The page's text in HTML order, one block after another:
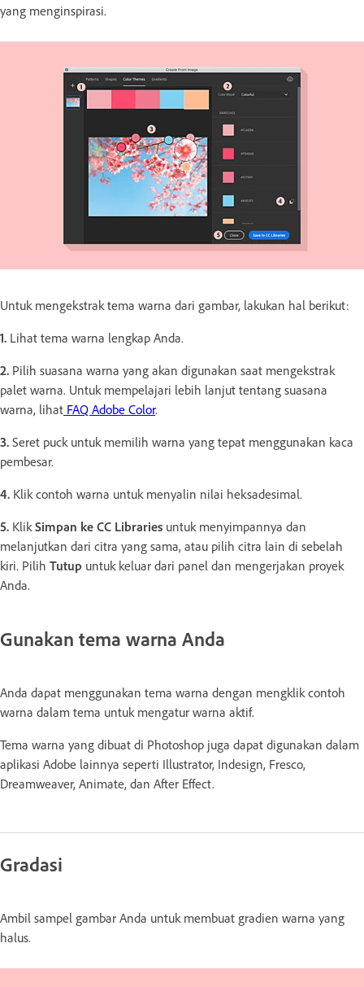
yang menginspirasi.
Untuk mengekstrak tema warna dari gambar, lakukan hal berikut:
1. Lihat tema warna lengkap Anda.
2. Pilih suasana warna yang akan digunakan saat mengekstrak
palet warna. Untuk mempelajari lebih lanjut tentang suasana
warna, lihat FAQ Adobe Color.
3. Seret puck untuk memilih warna yang tepat menggunakan kaca
pembesar.
4. Klik contoh warna untuk menyalin nilai heksadesimal.
5. Klik Simpan ke CC Libraries untuk menyimpannya dan
melanjutkan dari citra yang sama, atau pilih citra lain di sebelah
kiri. Pilih Tutup untuk keluar dari panel dan mengerjakan proyek
Anda.
Gunakan tema warna Anda
Anda dapat menggunakan tema warna dengan mengklik contoh
warna dalam tema untuk mengatur warna aktif.
Tema warna yang dibuat di Photoshop juga dapat digunakan dalam
aplikasi Adobe lainnya seperti Illustrator, Indesign, Fresco,
Dreamweaver, Animate, dan After Effect.
Gradasi
Ambil sampel gambar Anda untuk membuat gradien warna yang
halus.